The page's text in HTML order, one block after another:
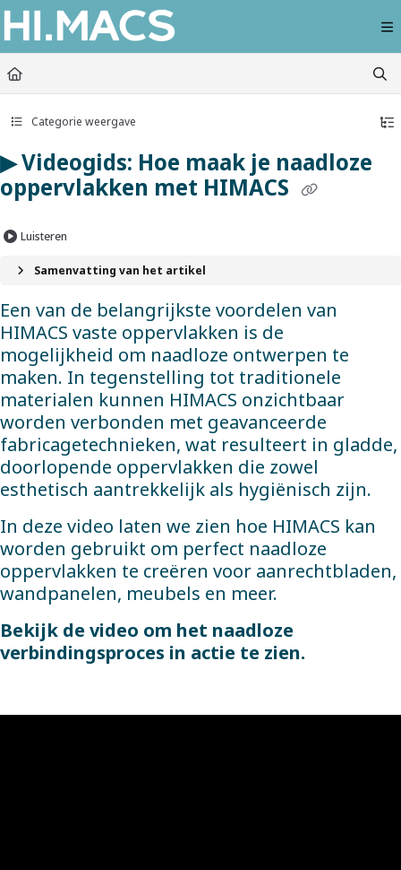
Documentation Index
Fetch the complete documentation index at:
https://himacs-
Use this file to discover all available pages before exploring further.
Categorie weergave
▶ Videogids: Hoe maak je naadloze
oppervlakken met HIMACS
Luisteren
Samenvatting van het artikel
Een van de belangrijkste voordelen van
HIMACS vaste oppervlakken is de
mogelijkheid om naadloze ontwerpen te
maken. In tegenstelling tot traditionele
materialen kunnen HIMACS onzichtbaar
worden verbonden met geavanceerde
fabricagetechnieken, wat resulteert in gladde,
doorlopende oppervlakken die zowel
esthetisch aantrekkelijk als hygiënisch zijn.
In deze video laten we zien hoe HIMACS kan
worden gebruikt om perfect naadloze
oppervlakken te creëren voor aanrechtbladen,
wandpanelen, meubels en meer.
Bekijk de video om het naadloze
verbindingsproces in actie te zien.